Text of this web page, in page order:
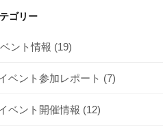
ゴリー
ント情報 (19)
ベント参加レポート (7)
ベント開催情報 (12)